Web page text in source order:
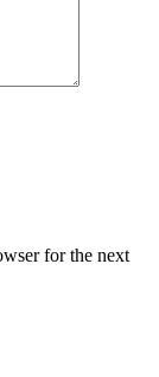
for the next